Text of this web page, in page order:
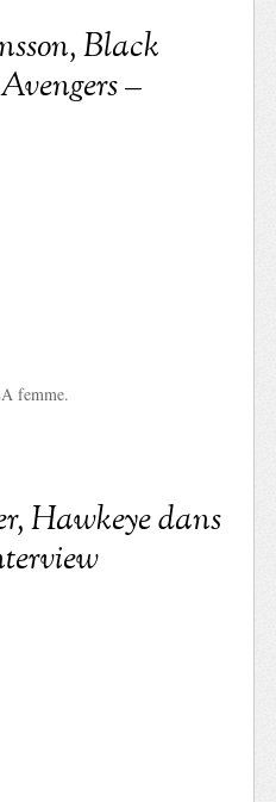
Black
–
femme.
Hawkeye dans